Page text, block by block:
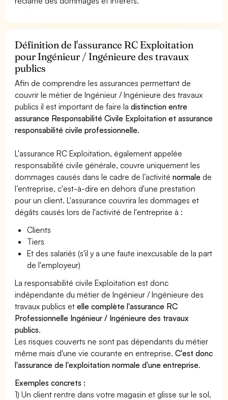
Définition de l'assurance RC Exploitation
pour Ingénieur / Ingénieure des travaux
publics
Afin de comprendre les assurances permettant de
couvrir le métier de Ingénieur / Ingénieure des travaux
publics il est important de faire ladistinction entre
assurance Responsabilité Civile Exploitation et assurance
responsabilité civile professionnelle.
L'assurance RC Exploitation, également appelée
responsabilité civile générale, couvre uniquement les
dommages causés dans le cadre de l’activiténormale de
l’entreprise, c'est-à-dire en dehors d'une prestation
pour un client. L'assurance couvrira les dommages et
dégâts causés lors de l'activité de l'entreprise à :
Clients
Tiers
Et des salariés (s'il y a une faute inexcusable de la part
de l'employeur)
La responsabilité civile Exploitation est donc
indépendante du métier de Ingénieur / Ingénieure des
travaux publics etelle complète l'assurance RC
Professionnelle Ingénieur / Ingénieure des travaux
publics.
Les risques couverts ne sont pas dépendants du métier
même mais d'une vie courante en entreprise.C'est donc
l'assurance de l'exploitation normale d'une entreprise.
Exemples concrets :
1) Un client rentre dans votre magasin et glisse sur le sol,